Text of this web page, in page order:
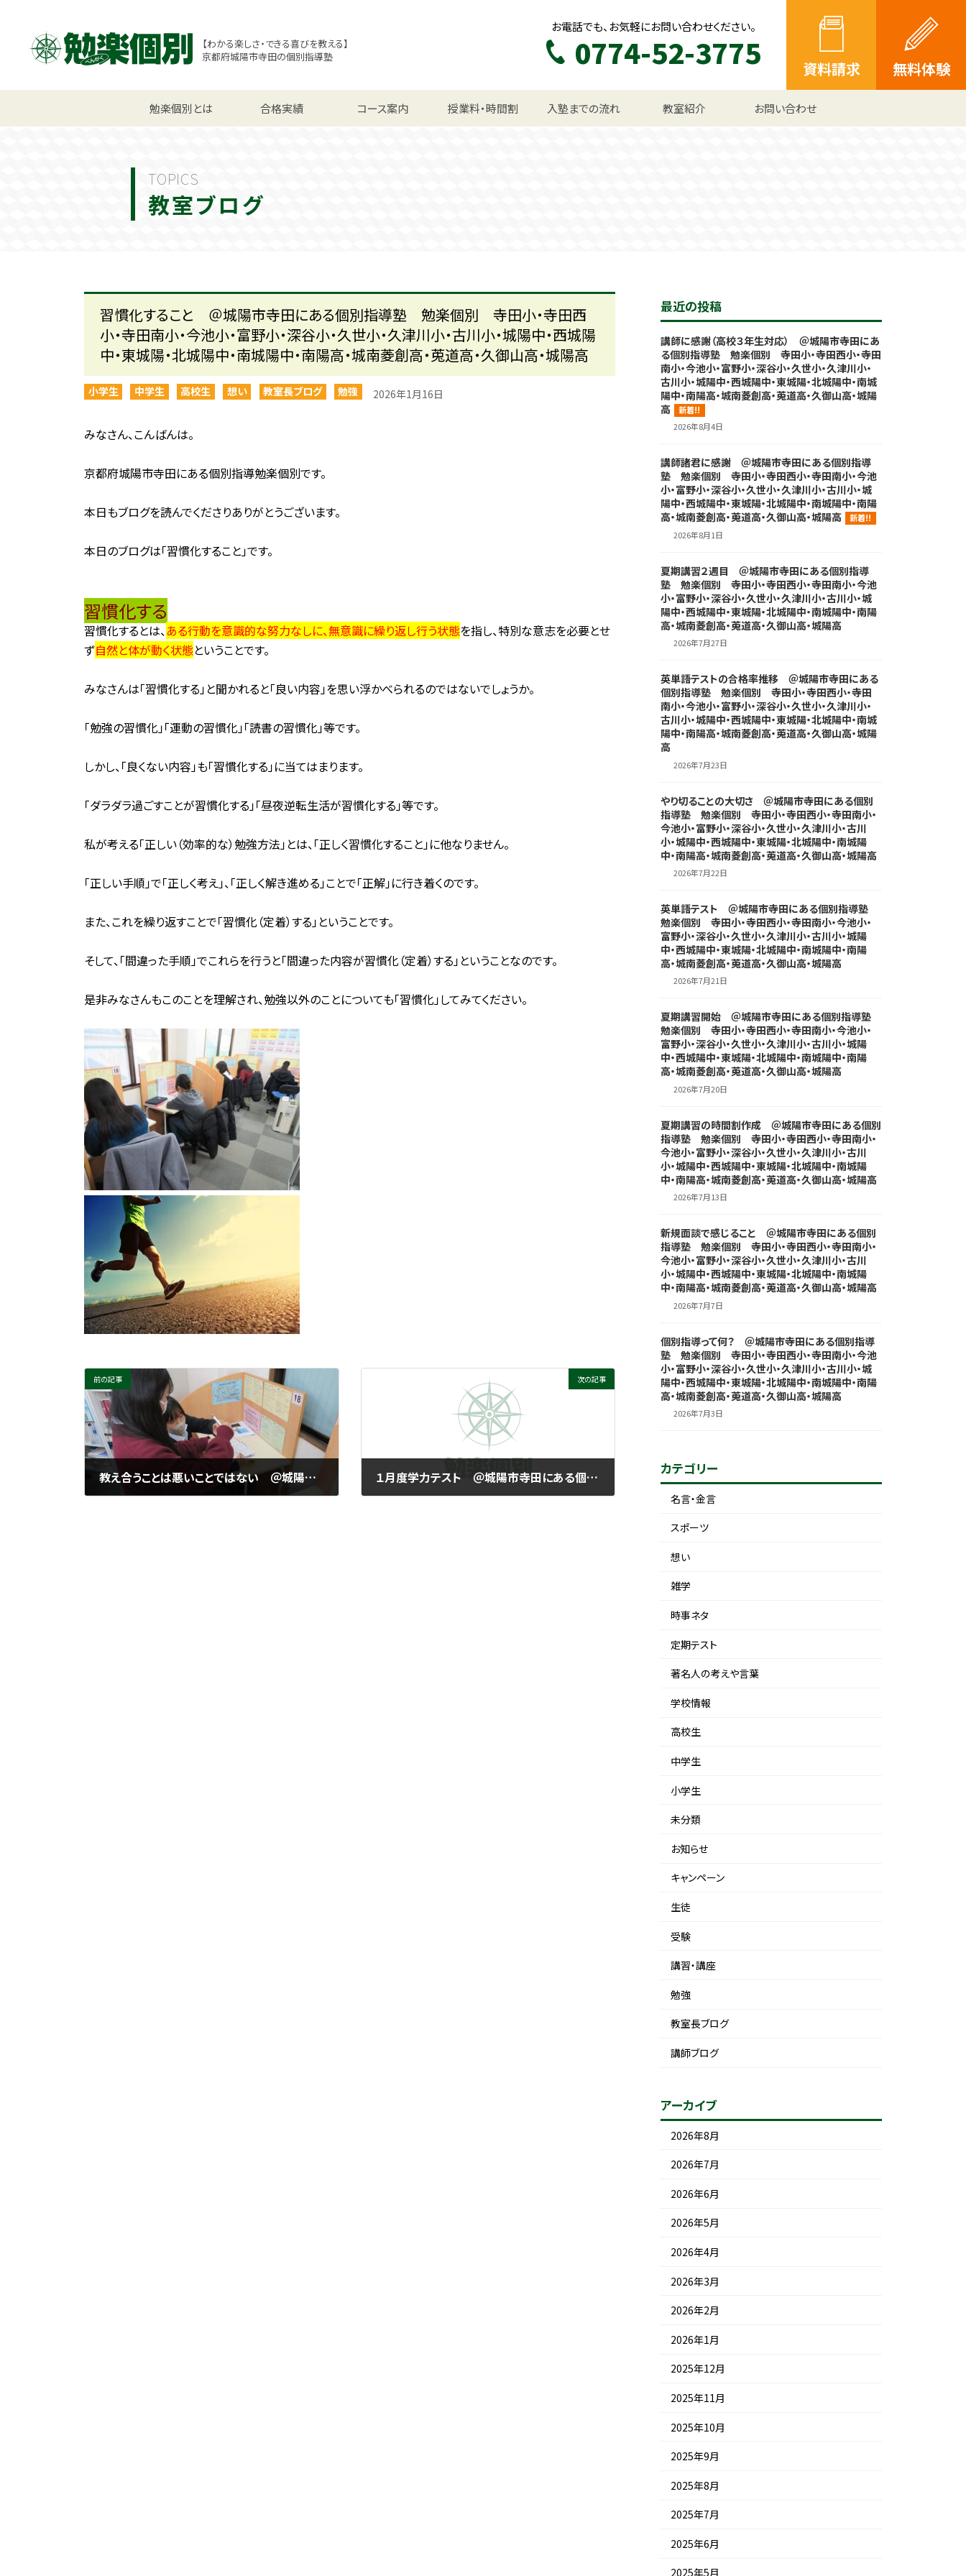
【わかる楽しさ・できる喜びを教える】
京都府城陽市寺田の個別指導塾
お電話でも、お気軽にお問い合わせください。
0774-52-3775 資料請求 無料体験
勉楽個別とは 合格実績 コース案内
小学生コース 中学生コース 高校生コース 授業料・時間割 入塾までの流れ 教室紹介 お問い合わせ
TOPICS
教室ブログ
習慣化すること ＠城陽市寺田にある個別指導塾 勉楽個別 寺田小・寺田西
小・寺田南小・今池小・富野小・深谷小・久世小・久津川小・古川小・城陽中・西城陽
中・東城陽・北城陽中・南城陽中・南陽高・城南菱創高・莵道高・久御山高・城陽高
小学生 中学生 高校生 想い 教室長ブログ 勉強 2026年1月16日
みなさん、こんばんは。
京都府城陽市寺田にある個別指導勉楽個別です。
本日もブログを読んでくださりありがとうございます。
本日のブログは「習慣化すること」です。
習慣化する
習慣化するとは、ある行動を意識的な努力なしに、無意識に繰り返し行う状態を指し、特別な意志を必要とせ
ず自然と体が動く状態ということです。
みなさんは「習慣化する」と聞かれると「良い内容」を思い浮かべられるのではないでしょうか。
「勉強の習慣化」「運動の習慣化」「読書の習慣化」等です。
しかし、「良くない内容」も「習慣化する」に当てはまります。
「ダラダラ過ごすことが習慣化する」「昼夜逆転生活が習慣化する」等です。
私が考える「正しい（効率的な）勉強方法」とは、「正しく習慣化すること」に他なりません。
「正しい手順」で「正しく考え」、「正しく解き進める」ことで「正解」に行き着くのです。
また、これを繰り返すことで「習慣化（定着）する」ということです。
そして、「間違った手順」でこれらを行うと「間違った内容が習慣化（定着）する」ということなのです。
是非みなさんもこのことを理解され、勉強以外のことについても「習慣化」してみてください。
前の記事
教え合うことは悪いことではない ＠城陽市寺田にある個別指導塾 勉楽個別 寺田小・寺田西小・寺田南小・今池小・富野小・深谷小・久世小・久津川小・古川小・城陽中・西城陽中・東城陽・北城陽中・南城陽中・南陽高・城南菱創高・莵道高・久御山高・城陽高
次の記事
１月度学力テスト ＠城陽市寺田にある個別指導塾 勉楽個別 寺田小・寺田西小・寺田南小・今池小・富野小・深谷小・久世小・久津川小・古川小・城陽中・西城陽中・東城陽・北城陽中・南城陽中・南陽高・城南菱創高・莵道高・久御山高・城陽高
最近の投稿
講師に感謝（高校３年生対応） ＠城陽市寺田にあ
る個別指導塾 勉楽個別 寺田小・寺田西小・寺田
南小・今池小・富野小・深谷小・久世小・久津川小・
古川小・城陽中・西城陽中・東城陽・北城陽中・南城
陽中・南陽高・城南菱創高・莵道高・久御山高・城陽
高
新着!!
2026年8月4日
講師諸君に感謝 ＠城陽市寺田にある個別指導
塾 勉楽個別 寺田小・寺田西小・寺田南小・今池
小・富野小・深谷小・久世小・久津川小・古川小・城
陽中・西城陽中・東城陽・北城陽中・南城陽中・南陽
高・城南菱創高・莵道高・久御山高・城陽高
新着!!
2026年8月1日
夏期講習２週目 ＠城陽市寺田にある個別指導
塾 勉楽個別 寺田小・寺田西小・寺田南小・今池
小・富野小・深谷小・久世小・久津川小・古川小・城
陽中・西城陽中・東城陽・北城陽中・南城陽中・南陽
高・城南菱創高・莵道高・久御山高・城陽高
2026年7月27日
英単語テストの合格率推移 ＠城陽市寺田にある
個別指導塾 勉楽個別 寺田小・寺田西小・寺田
南小・今池小・富野小・深谷小・久世小・久津川小・
古川小・城陽中・西城陽中・東城陽・北城陽中・南城
陽中・南陽高・城南菱創高・莵道高・久御山高・城陽
高
2026年7月23日
やり切ることの大切さ ＠城陽市寺田にある個別
指導塾 勉楽個別 寺田小・寺田西小・寺田南小・
今池小・富野小・深谷小・久世小・久津川小・古川
小・城陽中・西城陽中・東城陽・北城陽中・南城陽
中・南陽高・城南菱創高・莵道高・久御山高・城陽高
2026年7月22日
英単語テスト ＠城陽市寺田にある個別指導塾
勉楽個別 寺田小・寺田西小・寺田南小・今池小・
富野小・深谷小・久世小・久津川小・古川小・城陽
中・西城陽中・東城陽・北城陽中・南城陽中・南陽
高・城南菱創高・莵道高・久御山高・城陽高
2026年7月21日
夏期講習開始 ＠城陽市寺田にある個別指導塾
勉楽個別 寺田小・寺田西小・寺田南小・今池小・
富野小・深谷小・久世小・久津川小・古川小・城陽
中・西城陽中・東城陽・北城陽中・南城陽中・南陽
高・城南菱創高・莵道高・久御山高・城陽高
2026年7月20日
夏期講習の時間割作成 ＠城陽市寺田にある個別
指導塾 勉楽個別 寺田小・寺田西小・寺田南小・
今池小・富野小・深谷小・久世小・久津川小・古川
小・城陽中・西城陽中・東城陽・北城陽中・南城陽
中・南陽高・城南菱創高・莵道高・久御山高・城陽高
2026年7月13日
新規面談で感じること ＠城陽市寺田にある個別
指導塾 勉楽個別 寺田小・寺田西小・寺田南小・
今池小・富野小・深谷小・久世小・久津川小・古川
小・城陽中・西城陽中・東城陽・北城陽中・南城陽
中・南陽高・城南菱創高・莵道高・久御山高・城陽高
2026年7月7日
個別指導って何？ ＠城陽市寺田にある個別指導
塾 勉楽個別 寺田小・寺田西小・寺田南小・今池
小・富野小・深谷小・久世小・久津川小・古川小・城
陽中・西城陽中・東城陽・北城陽中・南城陽中・南陽
高・城南菱創高・莵道高・久御山高・城陽高
2026年7月3日
カテゴリー
名言・金言
スポーツ
想い
雑学
時事ネタ
定期テスト
著名人の考えや言葉
学校情報
高校生
中学生
小学生
未分類
お知らせ
キャンペーン
生徒
受験
講習・講座
勉強
教室長ブログ
講師ブログ
アーカイブ
2026年8月
2026年7月
2026年6月
2026年5月
2026年4月
2026年3月
2026年2月
2026年1月
2025年12月
2025年11月
2025年10月
2025年9月
2025年8月
2025年7月
2025年6月
2025年5月